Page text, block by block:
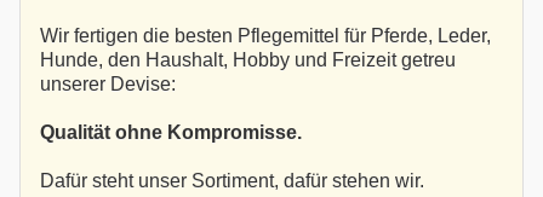
Wir fertigen die besten Pflegemittel für Pferde, Leder,
Hunde, den Haushalt, Hobby und Freizeit getreu
unserer Devise:
Qualität ohne Kompromisse.
Dafür steht unser Sortiment, dafür stehen wir.